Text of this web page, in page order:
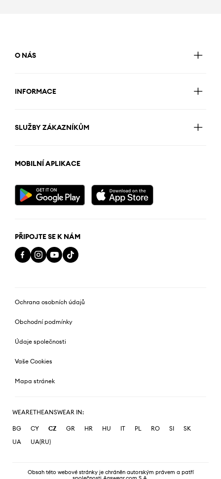
O NÁS
INFORMACE
SLUŽBY ZÁKAZNÍKŮM
MOBILNÍ APLIKACE
PŘIPOJTE SE K NÁM
Ochrana osobních údajů
Obchodní podmínky
Údaje společnosti
Vaše Cookies
Mapa stránek
WEARETHEANSWEAR IN:
BG CY CZ GR HR HU IT PL RO SI
SK
UA
UA(RU)
Obsah této webové stránky je chráněn autorským právem a patří